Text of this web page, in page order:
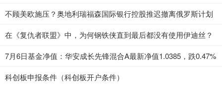
不顾美欧施压？奥地利瑞福森国际银行控股推迟撤离俄罗斯计划
在《复仇者联盟》中，为何钢铁侠直到最后都没有使用伊迪丝？
7月6日基金净值：华安成长先锋混合A最新净值1.0385，跌0.47%
科创板申报条件（科创板开户条件）